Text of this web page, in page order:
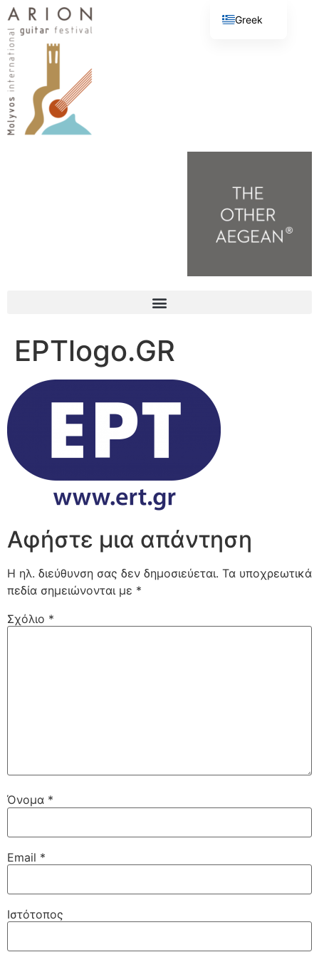
EPTlogo.GR
Αφήστε μια απάντηση
Η ηλ. διεύθυνση σας δεν δημοσιεύεται. Τα υποχρεωτικά
πεδία σημειώνονται με *
Σχόλιο *
Όνομα *
Email *
Ιστότοπος
Greek